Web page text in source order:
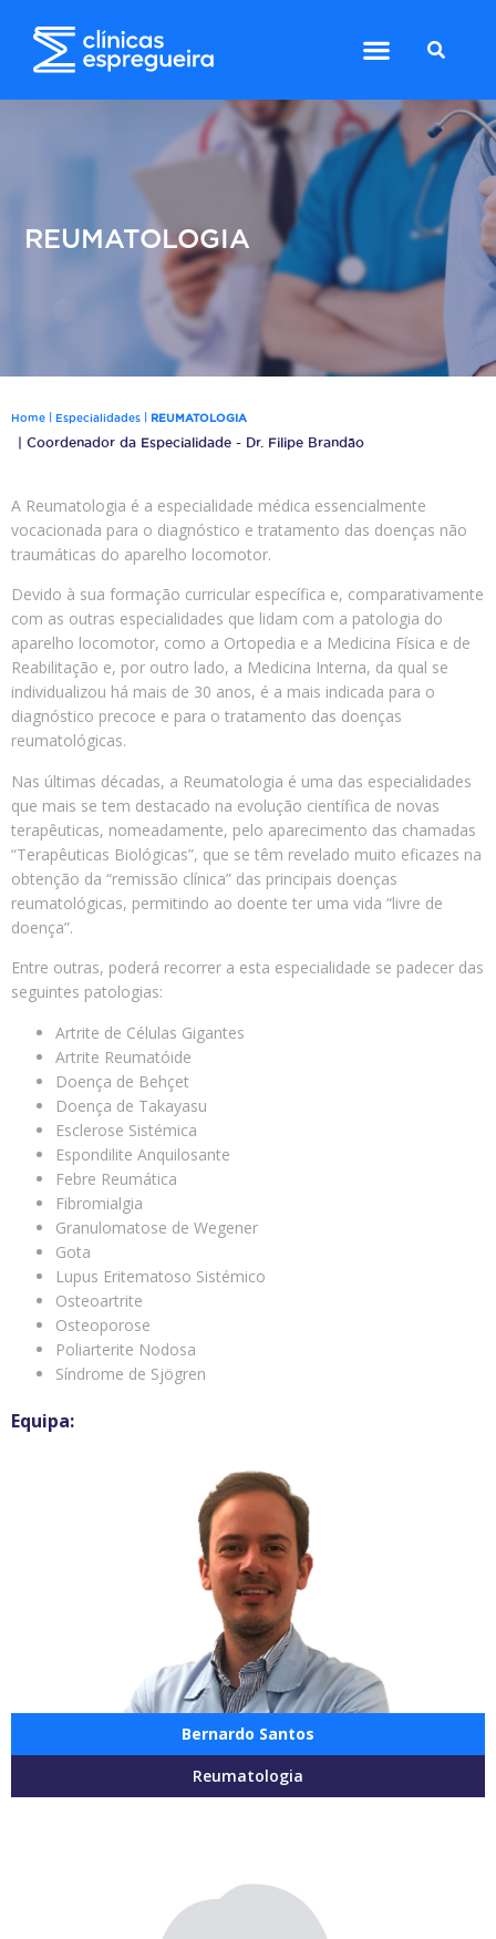
REUMATOLOGIA
Home Especialidades REUMATOLOGIA
| Coordenador da Especialidade - Dr. Filipe Brandão
A Reumatologia é a especialidade médica essencialmente
vocacionada para o diagnóstico e tratamento das doenças não
traumáticas do aparelho locomotor.
Devido à sua formação curricular específica e, comparativamente
com as outras especialidades que lidam com a patologia do
aparelho locomotor, como a Ortopedia e a Medicina Física e de
Reabilitação e, por outro lado, a Medicina Interna, da qual se
individualizou há mais de 30 anos, é a mais indicada para o
diagnóstico precoce e para o tratamento das doenças
reumatológicas.
Nas últimas décadas, a Reumatologia é uma das especialidades
que mais se tem destacado na evolução científica de novas
terapêuticas, nomeadamente, pelo aparecimento das chamadas
“Terapêuticas Biológicas”, que se têm revelado muito eficazes na
obtenção da “remissão clínica” das principais doenças
reumatológicas, permitindo ao doente ter uma vida “livre de
doença”.
Entre outras, poderá recorrer a esta especialidade se padecer das
seguintes patologias:
Artrite de Células Gigantes
Artrite Reumatóide
Doença de Behçet
Doença de Takayasu
Esclerose Sistémica
Espondilite Anquilosante
Febre Reumática
Fibromialgia
Granulomatose de Wegener
Gota
Lupus Eritematoso Sistémico
Osteoartrite
Osteoporose
Poliarterite Nodosa
Síndrome de Sjögren
Bernardo Santos
Reumatologia